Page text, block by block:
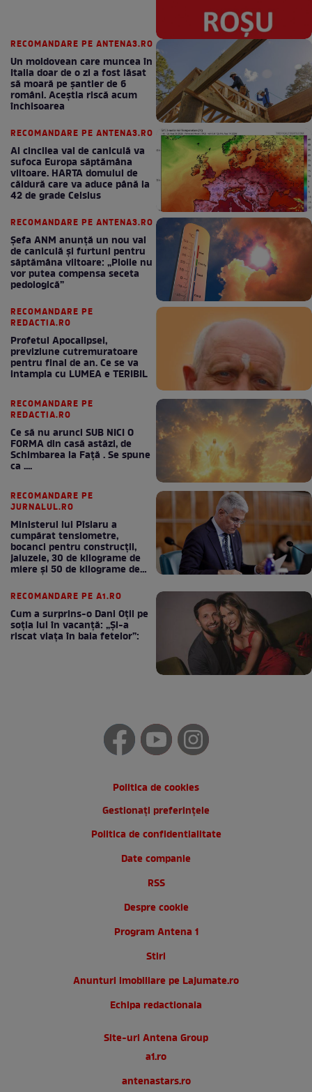
RECOMANDARE PE ANTENA3.RO
Un moldovean care muncea în
Italia doar de o zi a fost lăsat
să moară pe şantier de 6
români. Aceștia riscă acum
închisoarea
RECOMANDARE PE ANTENA3.RO
Al cincilea val de caniculă va
sufoca Europa săptămâna
viitoare. HARTA domului de
căldură care va aduce până la
42 de grade Celsius
RECOMANDARE PE ANTENA3.RO
Șefa ANM anunță un nou val
de caniculă și furtuni pentru
săptămâna viitoare: „Ploile nu
vor putea compensa seceta
pedologică”
RECOMANDARE PE
REDACTIA.RO
Profetul Apocalipsei,
previziune cutremuratoare
pentru final de an. Ce se va
intampla cu LUMEA e TERIBIL
RECOMANDARE PE
REDACTIA.RO
Ce să nu arunci SUB NICI O
FORMA din casă astăzi, de
Schimbarea la Față . Se spune
ca ....
RECOMANDARE PE
JURNALUL.RO
Ministerul lui Pîslaru a
cumpărat tensiometre,
bocanci pentru construcții,
jaluzele, 30 de kilograme de
miere și 50 de kilograme de
RECOMANDARE PE A1.RO
Cum a surprins-o Dani Oțil pe
soția lui în vacanță: „Și-a
riscat viața în baia fetelor”:
Politica de cookies
Gestionați preferințele
Politica de confidentialitate
Date companie
RSS
Despre cookie
Program Antena 1
Stiri
Anunturi imobiliare pe Lajumate.ro
Echipa redactionala
Site-uri Antena Group
a1.ro
antenastars.ro